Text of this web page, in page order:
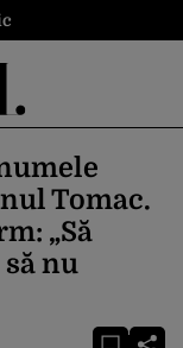
Tomac.
„Să
nu